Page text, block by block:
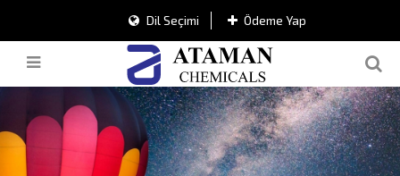
Dil Seçimi Ödeme Yap